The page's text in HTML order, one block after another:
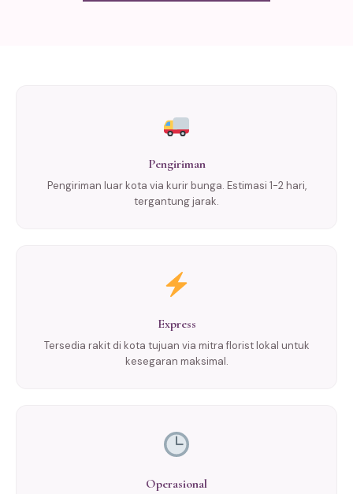
Pengiriman
Pengiriman luar kota via kurir bunga. Estimasi 1-2 hari,
tergantung jarak.
Express
Tersedia rakit di kota tujuan via mitra florist lokal untuk
kesegaran maksimal.
Operasional